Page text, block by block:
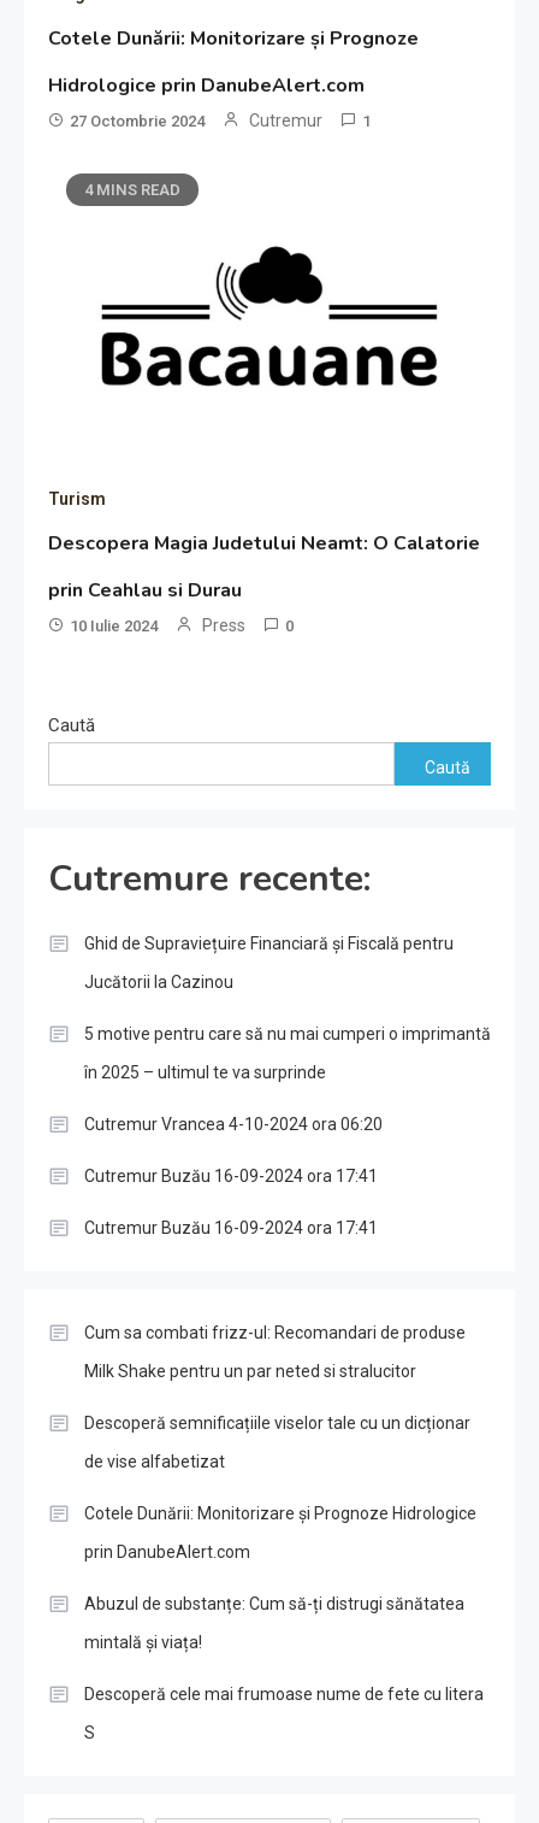
Cotele Dunării: Monitorizare și Prognoze
Hidrologice prin DanubeAlert.com
27 Octombrie 2024 Cutremur 1
4 MINS READ
Turism
Descopera Magia Judetului Neamt: O Calatorie
prin Ceahlau si Durau
10 Iulie 2024 Press 0
Caută
Caută
Cutremure recente:
Ghid de Supraviețuire Financiară și Fiscală pentru
Jucătorii la Cazinou
5 motive pentru care să nu mai cumperi o imprimantă
în 2025 – ultimul te va surprinde
Cutremur Vrancea 4-10-2024 ora 06:20
Cutremur Buzău 16-09-2024 ora 17:41
Cutremur Buzău 16-09-2024 ora 17:41
Cum sa combati frizz-ul: Recomandari de produse
Milk Shake pentru un par neted si stralucitor
Descoperă semnificațiile viselor tale cu un dicționar
de vise alfabetizat
Cotele Dunării: Monitorizare și Prognoze Hidrologice
prin DanubeAlert.com
Abuzul de substanțe: Cum să-ți distrugi sănătatea
mintală și viața!
Descoperă cele mai frumoase nume de fete cu litera
S